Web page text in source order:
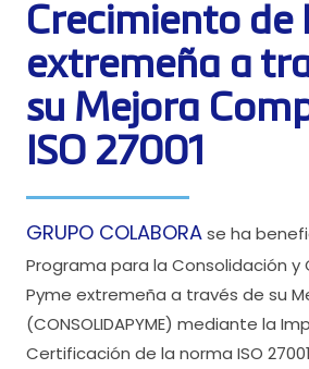
Crecimiento de
extremeña a
su Mejora
ISO 27001
GRUPO COLABORAse ha
Programa para la Consolidación
Pyme extremeña a través de su
(CONSOLIDAPYME) mediante la
Certificación de la norma ISO